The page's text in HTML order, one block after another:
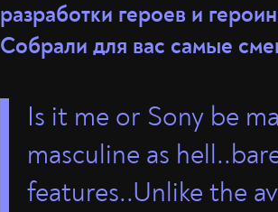
разработки героев и
Собрали для вас самые
Is it me or Sony be
masculine as
features..Unlike the